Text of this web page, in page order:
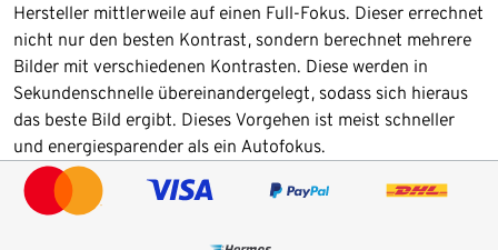
Hersteller mittlerweile auf einen Full-Fokus. Dieser errechnet
nicht nur den besten Kontrast, sondern berechnet mehrere
Bilder mit verschiedenen Kontrasten. Diese werden in
Sekundenschnelle übereinandergelegt, sodass sich hieraus
das beste Bild ergibt. Dieses Vorgehen ist meist schneller
und energiesparender als ein Autofokus.